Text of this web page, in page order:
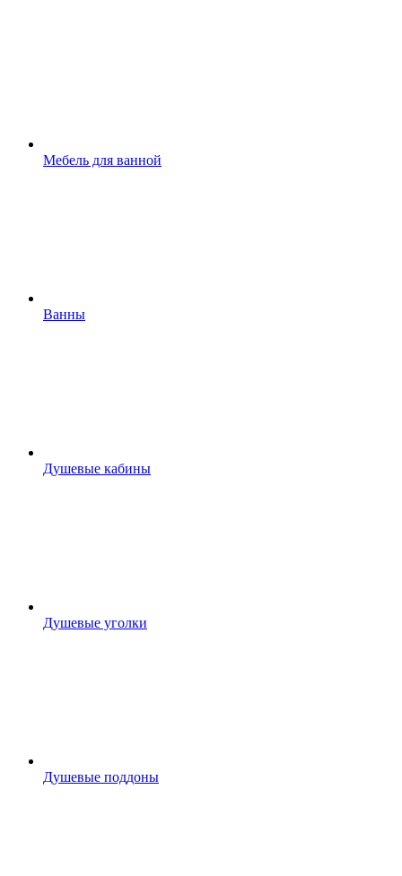
Мебель для ванной
Ванны
Душевые кабины
Душевые уголки
Душевые поддоны